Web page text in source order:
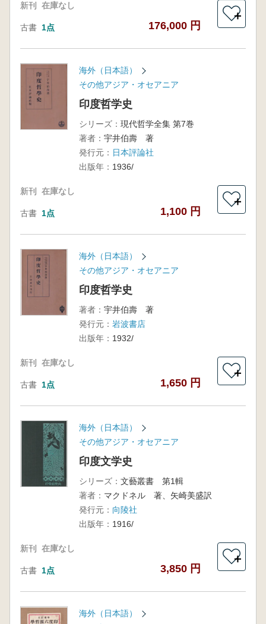
新刊 在庫なし
古書 1点 176,000 円
＋
海外（日本語）
その他アジア・オセアニア
印度哲学史
シリーズ： 現代哲学全集 第7巻
著者： 宇井伯壽 著
発行元： 日本評論社
出版年： 1936/
新刊 在庫なし
古書 1点 1,100 円
＋
海外（日本語）
その他アジア・オセアニア
印度哲学史
著者： 宇井伯壽 著
発行元： 岩波書店
出版年： 1932/
新刊 在庫なし
古書 1点 1,650 円
＋
海外（日本語）
その他アジア・オセアニア
印度文学史
シリーズ： 文藝叢書 第1輯
著者： マクドネル 著、矢崎美盛訳
発行元： 向陵社
出版年： 1916/
新刊 在庫なし
古書 1点 3,850 円
＋
海外（日本語）